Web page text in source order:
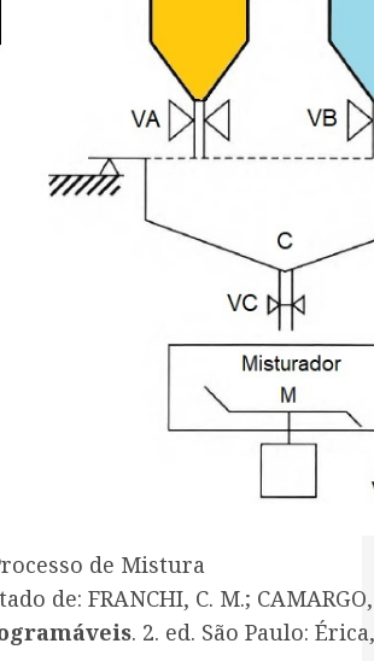
de Mistura
de: FRANCHI, C. M.;
. 2. ed. São Paulo: